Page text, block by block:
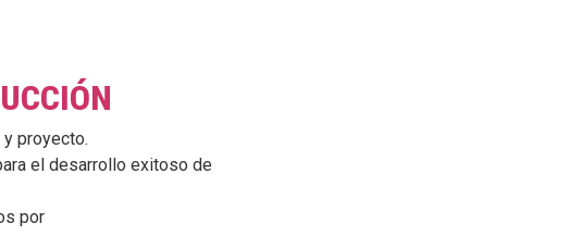
proyecto.
el desarrollo exitoso de
por